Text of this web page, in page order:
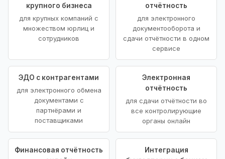
крупного бизнеса
для крупных компаний с
множеством юрлиц и
сотрудников
отчётность
для электронного
документооборота и
сдачи отчётности в одном
сервисе
ЭДО с контрагентами
для электронного обмена
документами с
партнёрами и
поставщиками
Электронная
отчётность
для сдачи отчётности во
все контролирующие
органы онлайн
Финансовая отчётность
Интеграция